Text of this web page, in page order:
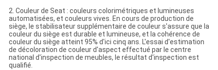
2. Couleur de Seat : couleurs colorimétriques et lumineuses
automatisées, et couleurs vives. En cours de production de
siège, le stabilisateur supplémentaire de couleur s'assure que la
couleur du siège est durable et lumineuse, et la cohérence de
couleur du siège atteint 95% d'ici cinq ans. L'essai d'estimation
de décoloration de couleur d'aspect effectué par le centre
national d'inspection de meubles, le résultat d'inspection est
qualifié.